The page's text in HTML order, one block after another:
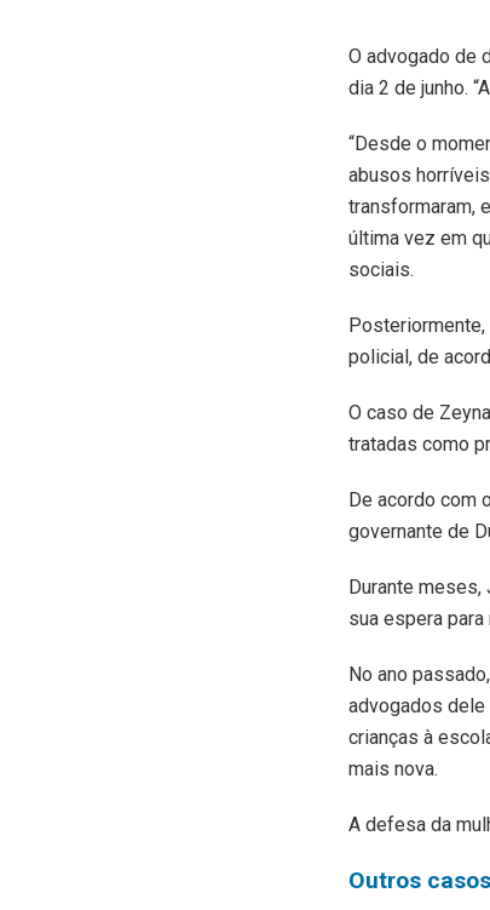
O advogado de
dia 2 de junho.
“Desde o
abusos
transformaram,
última vez em
sociais.
policial, de
O caso de
tratadas como
De acordo com
governante de
Durante
sua espera
No ano
advogados dele
crianças à
mais nova.
A defesa da
Outros casos